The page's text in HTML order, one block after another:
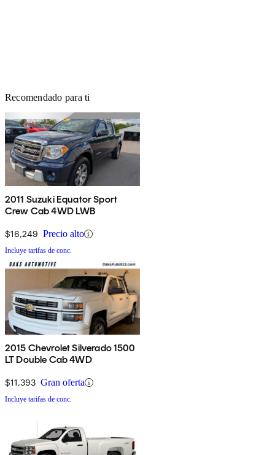
Recomendado para ti
2011 Suzuki Equator Sport
Crew Cab 4WD LWB
$16,249 Precio alto
Incluye tarifas de conc.
2015 Chevrolet Silverado 1500
LT Double Cab 4WD
$11,393 Gran oferta
Incluye tarifas de conc.